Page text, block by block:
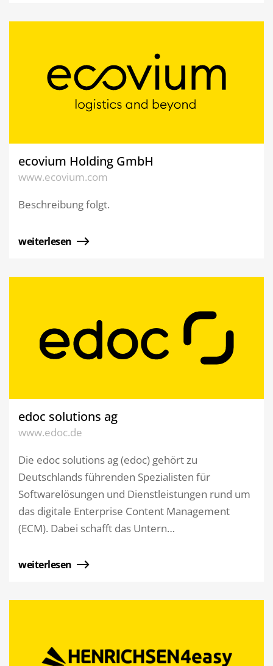
ecovium Holding GmbH
www.ecovium.com
Beschreibung folgt.
weiterlesen
edoc solutions ag
www.edoc.de
Die edoc solutions ag (edoc) gehört zu
Deutschlands führenden Spezialisten für
Softwarelösungen und Dienstleistungen rund um
das digitale Enterprise Content Management
(ECM). Dabei schafft das Untern…
weiterlesen